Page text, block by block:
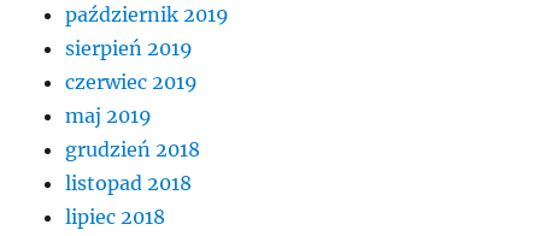
październik 2019
sierpień 2019
czerwiec 2019
maj 2019
grudzień 2018
listopad 2018
lipiec 2018